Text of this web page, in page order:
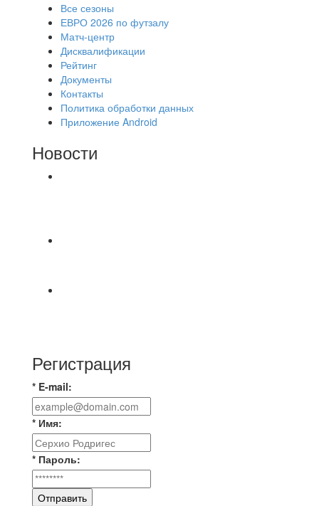
Все сезоны
ЕВРО 2026 по футзалу
Матч-центр
Дисквалификации
Рейтинг
Документы
Контакты
Политика обработки данных
Приложение Android
Новости
Регистрация
* E-mail:
* Имя:
* Пароль:
Отправить